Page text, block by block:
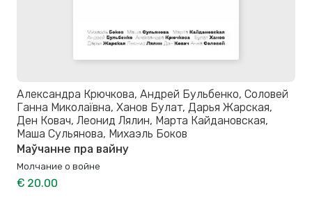
Александра Крючкова, Андрей Бульбенко, Соловей
Ганна Миколаївна, Ханов Булат, Дарья Жарская,
Ден Ковач, Леонид Лялин, Марта Кайдановская,
Маша Сульянова, Михаэль Боков
Маўчанне пра вайну
Молчание о войне
€ 20.00